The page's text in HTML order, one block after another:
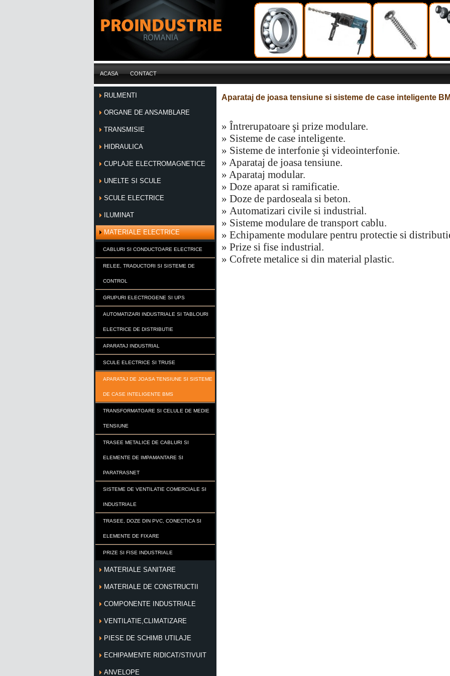
ACASA CONTACT
RULMENTI
ORGANE DE ANSAMBLARE
TRANSMISIE
HIDRAULICA
CUPLAJE ELECTROMAGNETICE
UNELTE SI SCULE
SCULE ELECTRICE
ILUMINAT
MATERIALE ELECTRICE
CABLURI SI CONDUCTOARE ELECTRICE
RELEE, TRADUCTORI SI SISTEME DE
CONTROL
GRUPURI ELECTROGENE SI UPS
AUTOMATIZARI INDUSTRIALE SI TABLOURI
ELECTRICE DE DISTRIBUTIE
APARATAJ INDUSTRIAL
SCULE ELECTRICE SI TRUSE
APARATAJ DE JOASA TENSIUNE SI SISTEME
DE CASE INTELIGENTE BMS
TRANSFORMATOARE SI CELULE DE MEDIE
TENSIUNE
TRASEE METALICE DE CABLURI SI
ELEMENTE DE IMPAMANTARE SI
PARATRASNET
SISTEME DE VENTILATIE COMERCIALE SI
INDUSTRIALE
TRASEE, DOZE DIN PVC, CONECTICA SI
ELEMENTE DE FIXARE
PRIZE SI FISE INDUSTRIALE
MATERIALE SANITARE
MATERIALE DE CONSTRUCTII
COMPONENTE INDUSTRIALE
VENTILATIE,CLIMATIZARE
PIESE DE SCHIMB UTILAJE
ECHIPAMENTE RIDICAT/STIVUIT
ANVELOPE
Aparataj de joasa tensiune si sisteme de case inteligente
» Întrerupatoare şi prize modulare.
» Sisteme de case inteligente.
» Sisteme de interfonie şi videointerfonie.
» Aparataj de joasa tensiune.
» Aparataj modular.
» Doze aparat si ramificatie.
» Doze de pardoseala si beton.
» Automatizari civile si industrial.
» Sisteme modulare de transport cablu.
» Echipamente modulare pentru protectie si
» Prize si fise industrial.
» Cofrete metalice si din material plastic.